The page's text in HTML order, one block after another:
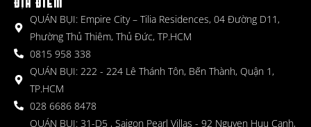
ĐỊA ĐIỂM
QUÁN BỤI: Empire City – Tilia Residences, 04 Đường D11,
Phường Thủ Thiêm, Thủ Đức, TP.HCM
0815 958 338
QUÁN BỤI: 222 - 224 Lê Thánh Tôn, Bến Thành, Quận 1,
TP.HCM
028 6686 8478
QUÁN BỤI: 31-D5 , Saigon Pearl Villas - 92 Nguyen Huu Canh,